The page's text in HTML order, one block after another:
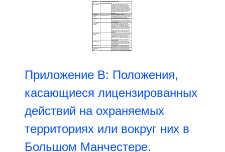
Приложение B: Положения,
касающиеся лицензированных
действий на охраняемых
территориях или вокруг них в
Большом Манчестере.